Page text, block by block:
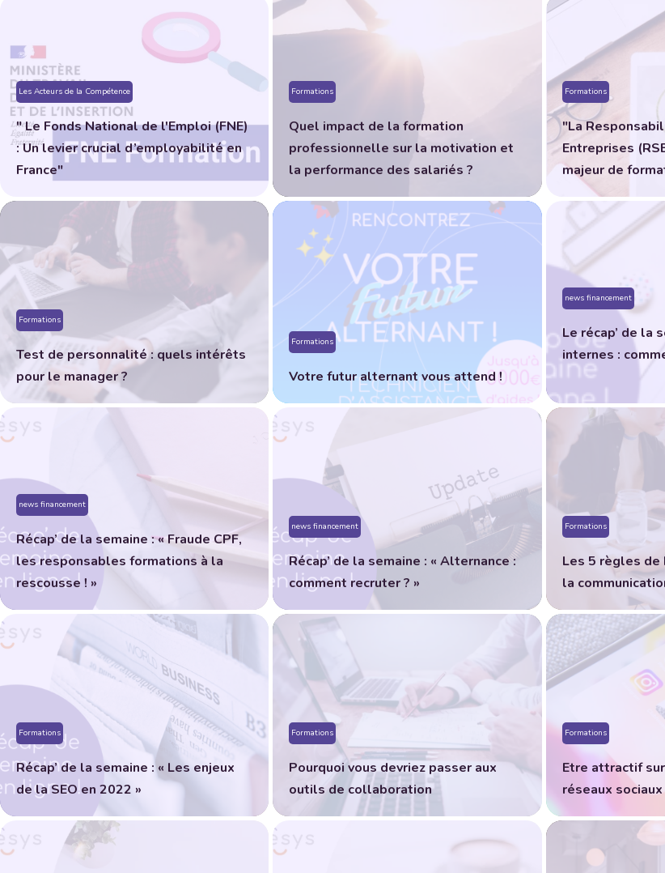
Formations
Quel impact de la formation
professionnelle sur la motivation et
la performance des salariés ?
Les Acteurs de la Compétence
" Le Fonds National de l'Emploi (FNE)
: Un levier crucial d’employabilité en
France"
Formations
"La
Entreprises
majeur de
Formations
Test de personnalité : quels intérêts
pour le manager ?
Formations
Votre futur alternant vous attend !
news financement
Le récap’ de la
internes :
news financement
Récap’ de la semaine : « Fraude CPF,
les responsables formations à la
rescousse ! »
news financement
Récap’ de la semaine : « Alternance :
comment recruter ? »
Formations
Les 5 règles de
la
Formations
Récap’ de la semaine : « Les enjeux
de la SEO en 2022 »
Formations
Pourquoi vous devriez passer aux
outils de collaboration
Formations
Etre attractif
réseaux sociaux